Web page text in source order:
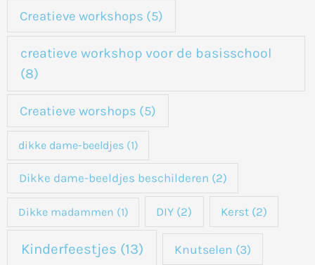
Creatieve workshops (5)
creatieve workshop voor de basisschool
(8)
Creatieve worshops (5)
dikke dame-beeldjes(1)
Dikke dame-beeldjes beschilderen (2)
Dikke madammen (1) DIY (2) Kerst(2)
Kinderfeestjes (13) Knutselen (3)